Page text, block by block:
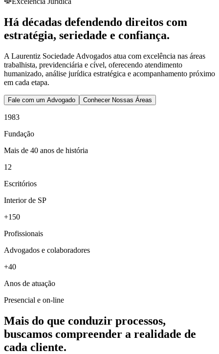
Há décadas defendendo direitos com
estratégia, seriedade e confiança.
A Laurentiz Sociedade Advogados atua com excelência nas áreas
trabalhista, previdenciária e cível, oferecendo atendimento
humanizado, análise jurídica estratégica e acompanhamento próximo
em cada etapa.
Fale com um Advogado Conhecer Nossas Áreas
1983
Fundação
Mais de 40 anos de história
12
Escritórios
Interior de SP
+150
Profissionais
Advogados e colaboradores
+40
Anos de atuação
Presencial e on-line
Mais do que conduzir processos,
buscamos compreender a realidade de
cada cliente.